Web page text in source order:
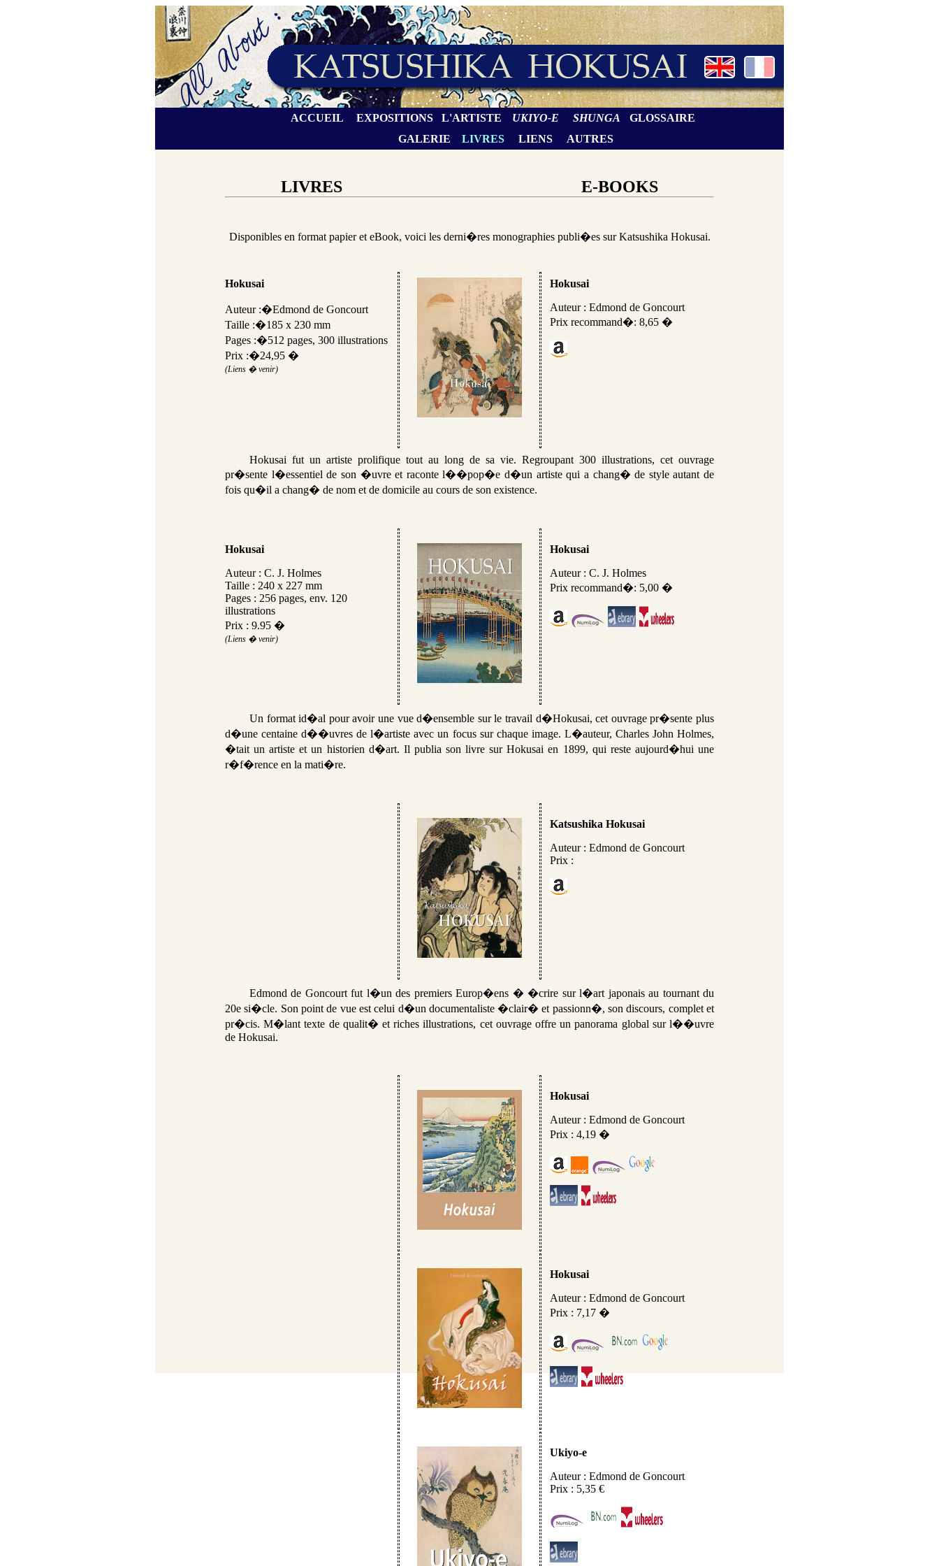
ACCUEIL EXPOSITIONS L'ARTISTE UKIYO-E SHUNGA
GLOSSAIRE
GALERIE
LIVRES LIENS AUTRES
LIVRES E-BOOKS
Disponibles en format papier et eBook, voici les derni�res monographies publi�es sur Katsushika Hokusai.
Hokusai
Auteur :�Edmond de Goncourt
Taille :�185 x 230 mm
Pages :�512 pages, 300 illustrations
Prix :�24,95 �
(Liens � venir)
Hokusai
Auteur : Edmond de Goncourt
Prix recommand�: 8,65 �
Hokusai fut un artiste prolifique tout au long de sa vie. Regroupant 300 illustrations, cet ouvrage
pr�sente l�essentiel de son �uvre et raconte l��pop�e d�un artiste qui a chang� de style autant de
fois qu�il a chang� de nom et de domicile au cours de son existence.
Hokusai
Auteur : C. J. Holmes
Taille : 240 x 227 mm
Pages : 256 pages, env. 120
illustrations
Prix : 9.95 �
(Liens � venir)
Hokusai
Auteur : C. J. Holmes
Prix recommand�: 5,00 �
Un format id�al pour avoir une vue d�ensemble sur le travail d�Hokusai, cet ouvrage pr�sente plus
d�une centaine d��uvres de l�artiste avec un focus sur chaque image. L�auteur, Charles John Holmes,
�tait un artiste et un historien d�art. Il publia son livre sur Hokusai en 1899, qui reste aujourd�hui une
r�f�rence en la mati�re.
Katsushika Hokusai
Auteur : Edmond de Goncourt
Prix :
Edmondde Goncourt fut l�un des premiers Europ�ens � �crire sur l�art japonais au tournant du
20e si�cle. Son point de vue est celui d�un documentaliste �clair� et passionn�, son discours, complet et
pr�cis. M�lant texte de qualit� et riches illustrations, cet ouvrage offre un panorama global sur l��uvre
de Hokusai.
Hokusai
Auteur : Edmond de Goncourt
Prix : 4,19 �
Hokusai
Auteur : Edmond de Goncourt
Prix : 7,17 �
Ukiyo-e
Auteur : Edmond de Goncourt
Prix : 5,35 €